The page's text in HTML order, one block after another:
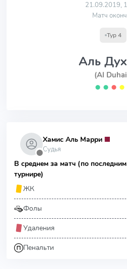
21.09.2019,
Матч
Тур 4
Аль
(Al
⬤ ⬤ ⬤ ⬤
⬤
Хамис Аль Марри
Судья
В среднем за матч (по
турнире)
ЖК
Фолы
Удаления
Пенальти